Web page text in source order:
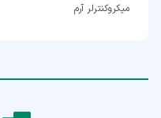
میکروکنترلر آرم